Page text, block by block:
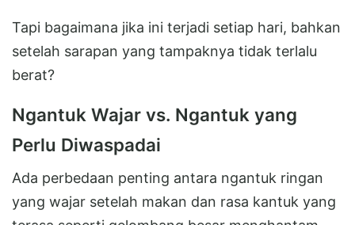
Tapi bagaimana jika ini terjadi setiap hari, bahkan
setelah sarapan yang tampaknya tidak terlalu
berat?
Ngantuk Wajar vs. Ngantuk yang
Perlu Diwaspadai
Ada perbedaan penting antara ngantuk ringan
yang wajar setelah makan dan rasa kantuk yang